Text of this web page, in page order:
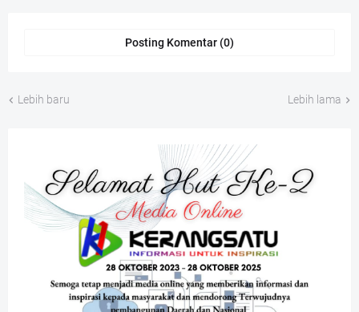
Posting Komentar (0)
Lebih baru Lebih lama